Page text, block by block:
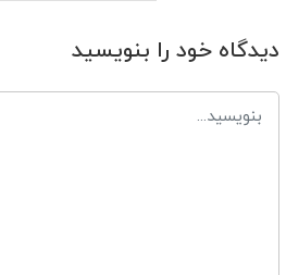
دیدگاه خود را بنویسید